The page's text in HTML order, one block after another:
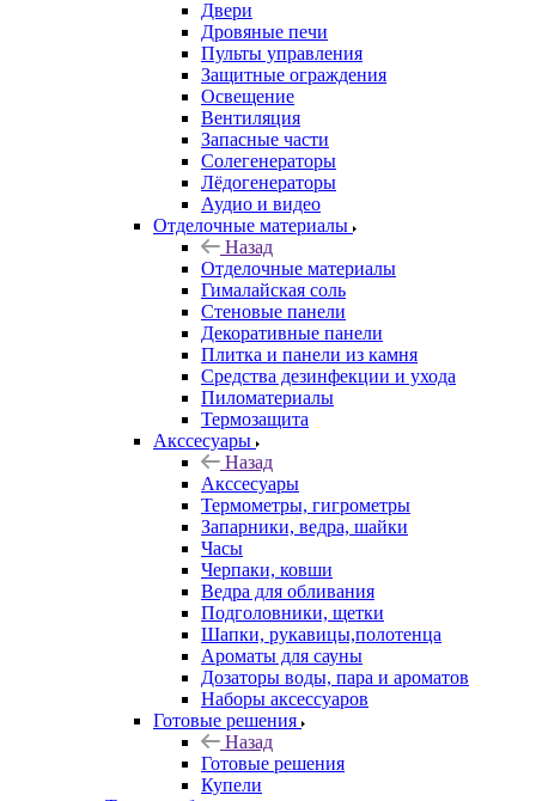
Двери
Дровяные печи
Пульты управления
Защитные ограждения
Освещение
Вентиляция
Запасные части
Солегенераторы
Лёдогенераторы
Аудио и видео
Отделочные материалы
Назад
Отделочные материалы
Гималайская соль
Стеновые панели
Декоративные панели
Плитка и панели из камня
Средства дезинфекции и ухода
Пиломатериалы
Термозащита
Аксcесуары
Назад
Аксcесуары
Термометры, гигрометры
Запарники, ведра, шайки
Часы
Черпаки, ковши
Ведра для обливания
Подголовники, щетки
Шапки, рукавицы,полотенца
Ароматы для сауны
Дозаторы воды, пара и ароматов
Наборы аксессуаров
Готовые решения
Назад
Готовые решения
Купели